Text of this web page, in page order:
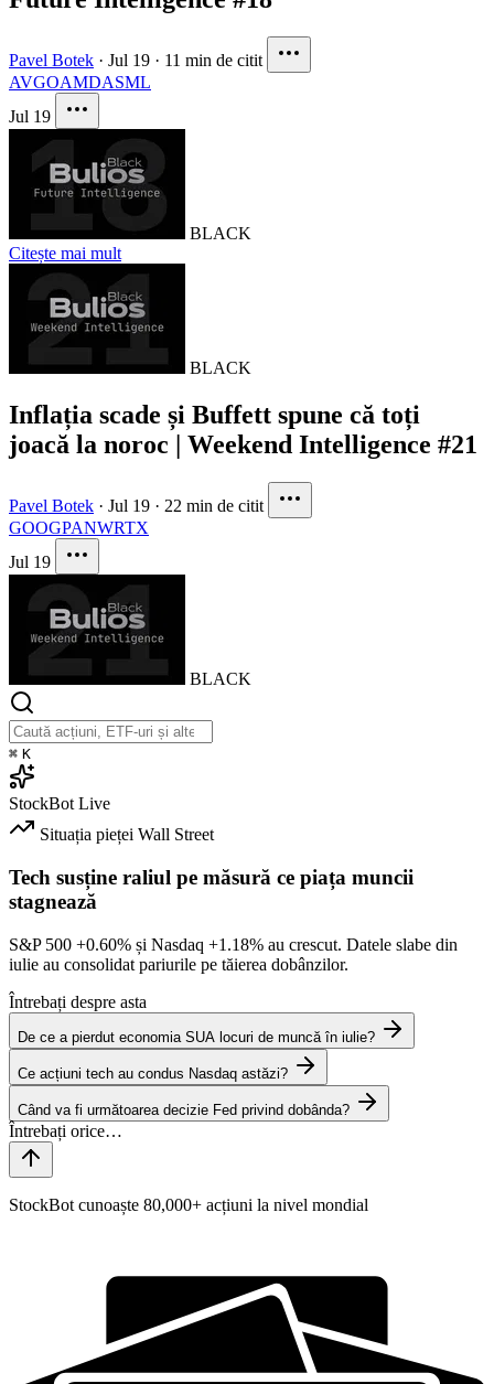
Pavel Botek · Jul 19 · 11 min de citit
AVGOAMDASML
Jul 19
BLACK
Citește mai mult
BLACK
Inflația scade și Buffett spune că toți
joacă la noroc | Weekend Intelligence #21
Pavel Botek · Jul 19 · 22 min de citit
GOOGPANWRTX
Jul 19
BLACK
⌘ K
StockBot Live
Situația pieței Wall Street
Tech susține raliul pe măsură ce piața muncii
stagnează
S&P 500 +0.60% și Nasdaq +1.18% au crescut. Datele slabe din
iulie au consolidat pariurile pe tăierea dobânzilor.
Întrebați despre asta
De ce a pierdut economia SUA locuri de muncă în iulie?
Ce acțiuni tech au condus Nasdaq astăzi?
Când va fi următoarea decizie Fed privind dobânda?
StockBot cunoaște 80,000+ acțiuni la nivel mondial